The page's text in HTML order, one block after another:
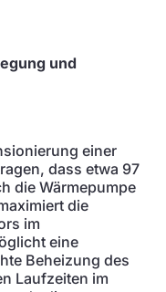
und
einer
dass etwa 97
die Wärmepumpe
die
im
eine
Beheizung des
Laufzeiten im